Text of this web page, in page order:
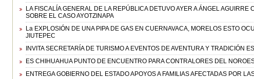
LA FISCALÍA GENERAL DE LA REPÚBLICA DETUVO AYER A ÁNGEL AGUIRRE
SOBRE EL CASO AYOTZINAPA
La EXPLOSIÓN DE UNA PIPA DE GAS EN CUERNAVACA, MORELOS ESTO
JIUTEPEC
INVITA SECRETARÍA DE TURISMO A EVENTOS DE AVENTURA Y TRADICIÓN
ES CHIHUAHUA PUNTO DE ENCUENTRO PARA CONTRALORES DEL
ENTREGA GOBIERNO DEL ESTADO APOYOS A FAMILIAS AFECTADAS POR